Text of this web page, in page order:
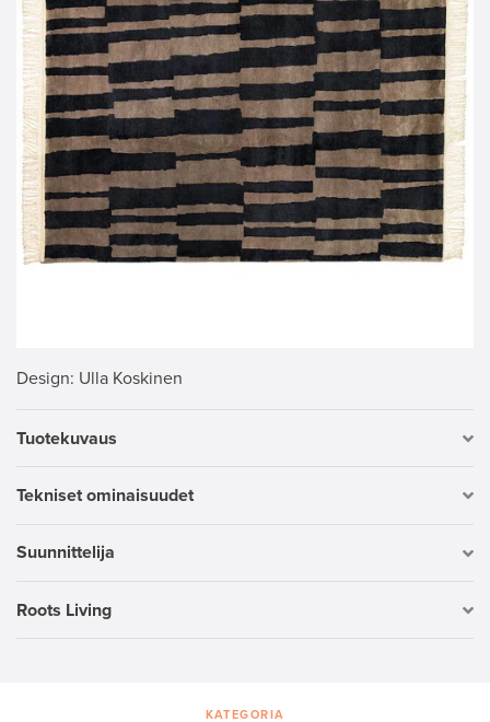
Design: Ulla Koskinen
Tuotekuvaus
Tekniset ominaisuudet
Suunnittelija
Roots Living
KATEGORIA